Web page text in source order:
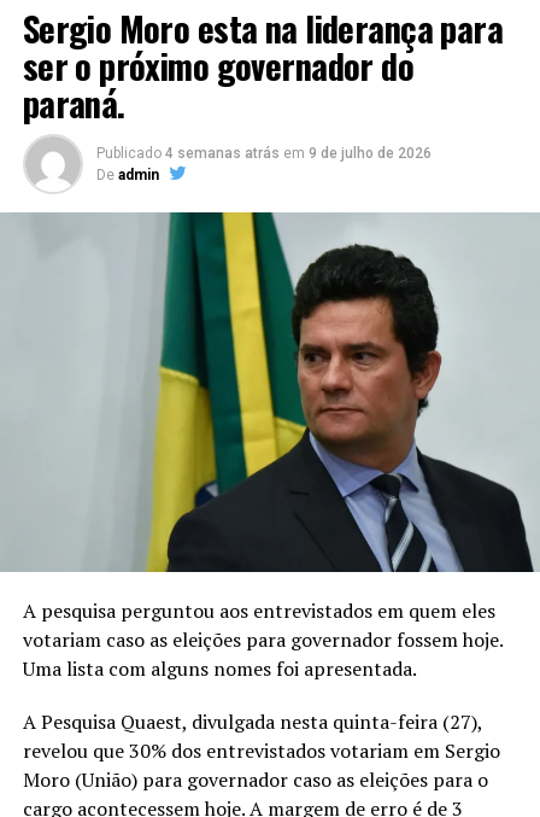
Diretamente da capital francesa, grifes clássicas
desfilam suas coleções para o inverno 2024/25,
enquanto diretores criativos fazem suas aguardadas
estreias e outras marcas retornam ao calendário. A
transmissão dos desfiles está sendo realizada no site
oficial do evento.
Sergio Moro esta na liderança para
ser o próximo governador do
paraná.
Publicado 4 semanas atrás em 9 de julho de 2026
De admin
A pesquisa perguntou aos entrevistados em quem eles
votariam caso as eleições para governador fossem hoje.
Uma lista com alguns nomes foi apresentada.
A Pesquisa Quaest, divulgada nesta quinta-feira (27),
revelou que 30% dos entrevistados votariam em Sergio
Moro (União) para governador caso as eleições para o
cargo acontecessem hoje. A margem de erro é de 3